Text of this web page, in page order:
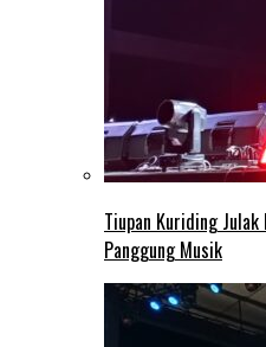
Tiupan Kuriding
Panggung Musik